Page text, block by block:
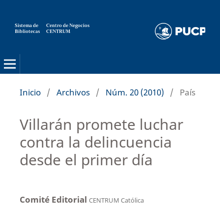
Sistema de
Bibliotecas
Centro de Negocios
CENTRUM
Inicio / Archivos / Núm. 20 (2010) / País
Villarán promete luchar
contra la delincuencia
desde el primer día
Comité Editorial CENTRUM Católica